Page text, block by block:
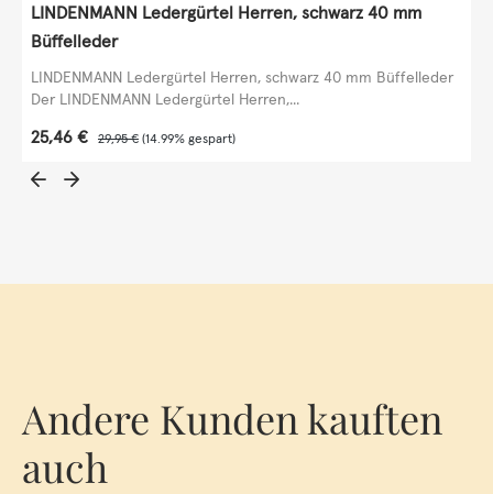
LINDENMANN Ledergürtel Herren, schwarz 40 mm
Büffelleder
LINDENMANN Ledergürtel Herren, schwarz 40 mm Büffelleder
Der LINDENMANN Ledergürtel Herren,...
Verkaufspreis:
25,46 € Regulärer Preis:
29,95 € (14.99% gespart)
Andere Kunden kauften
auch